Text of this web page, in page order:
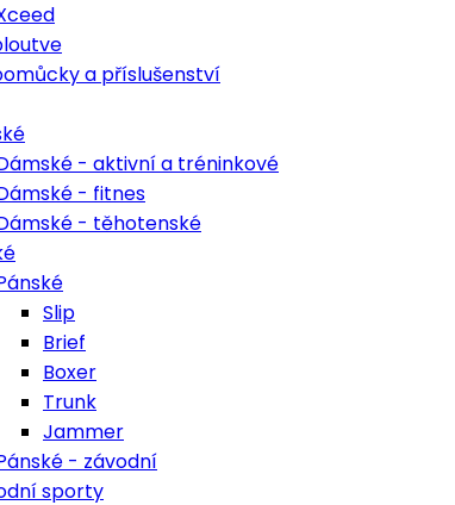
a příslušenství
- aktivní a tréninkové
- fitnes
- těhotenské
Slip
Brief
Boxer
Trunk
Jammer
- závodní
sporty